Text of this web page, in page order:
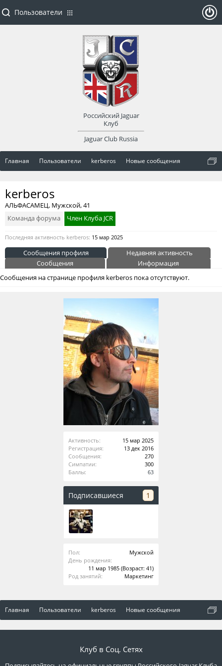
Главная Пользователи kerberos Новые сообщения
Активность:
15 мар 2025
Регистрация:
13 дек 2016
Сообщения:
270
Симпатии:
300
Баллы:
63
Подписавшиеся 1
Пол:
Мужской
День рождения:
11 мар 1985 (Возраст: 41)
Род занятий:
Маркетинг
kerberos
АЛЬФАСАМЕЦ, Мужской, 41
Команда форума
Член Клуба JCR
Последняя активность kerberos: 15 мар 2025
Сообщения профиля
Недавняя активность
Сообщения
Информация
Сообщения на странице профиля kerberos пока отсутствуют.
Главная Пользователи kerberos Новые сообщения
Пользователи
Российский Jaguar
Клуб
Jaguar Club Russia
оват
Клуб в Соц. Сетях